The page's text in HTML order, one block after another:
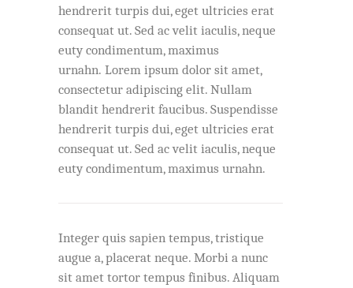
hendrerit turpis dui, eget ultricies erat
consequat ut. Sed ac velit iaculis, neque
euty condimentum, maximus
urnahn. Lorem ipsum dolor sit amet,
consectetur adipiscing elit. Nullam
blandit hendrerit faucibus. Suspendisse
hendrerit turpis dui, eget ultricies erat
consequat ut. Sed ac velit iaculis, neque
euty condimentum, maximus urnahn.
Integer quis sapien tempus, tristique
augue a, placerat neque. Morbi a nunc
sit amet tortor tempus finibus. Aliquam